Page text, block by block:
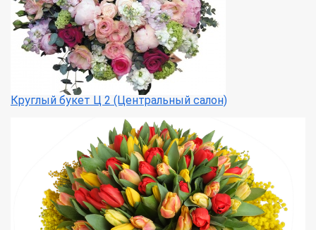
Круглый букет Ц 2 (Центральный салон)